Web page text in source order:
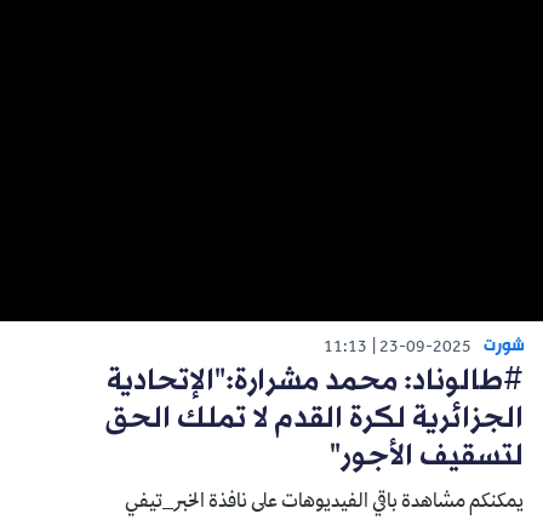
شورت 23-09-2025
11:13
#طالوناد: محمد مشرارة:"الإتحادية
الجزائرية لكرة القدم لا تملك الحق
لتسقيف الأجور"
يمكنكم مشاهدة باقي الفيديوهات على نافذة الخبر_تيفي